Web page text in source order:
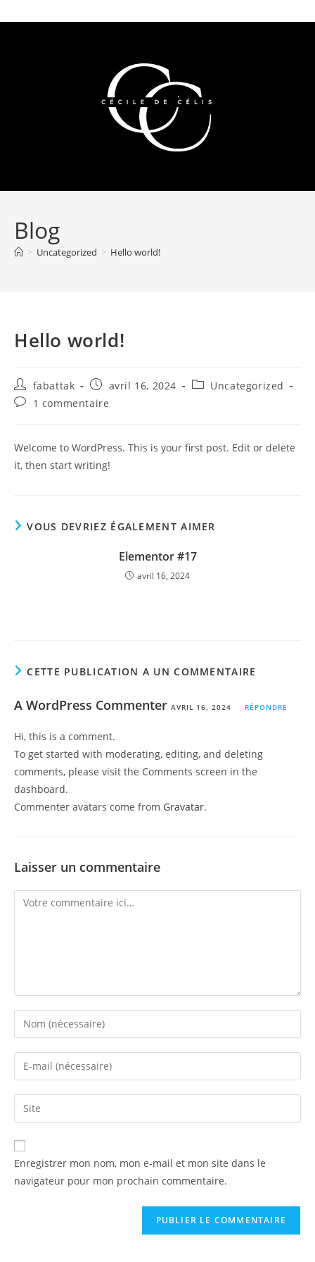
Blog
> Uncategorized > Hello world!
Hello world!
fabattak avril 16, 2024
Uncategorized
1 commentaire
Welcome to WordPress. This is your first post. Edit or delete
it, then start writing!
VOUS DEVRIEZ ÉGALEMENT AIMER
Elementor #17
avril 16, 2024
CETTE PUBLICATION A UN COMMENTAIRE
A WordPress Commenter AVRIL 16, 2024 RÉPONDRE
Hi, this is a comment.
To get started with moderating, editing, and deleting
comments, please visit the Comments screen in the
dashboard.
Commenter avatars come from Gravatar.
Laisser un commentaire
Enregistrer mon nom, mon e-mail et mon site dans le
navigateur pour mon prochain commentaire.